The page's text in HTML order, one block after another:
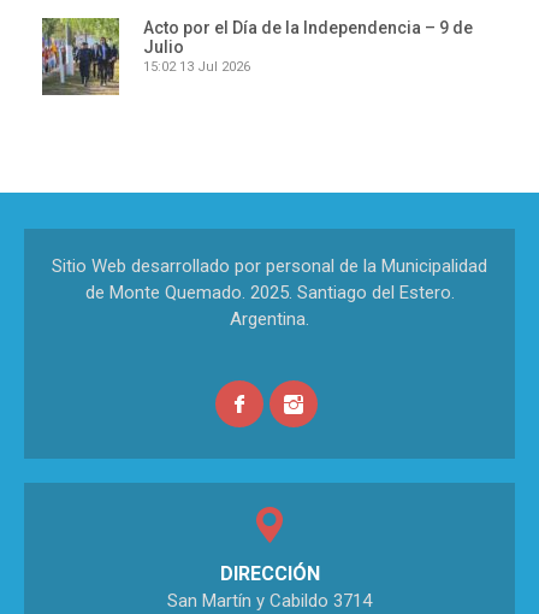
Acto por el Día de la Independencia – 9 de
Julio
15:02 13 Jul 2026
Sitio Web desarrollado por personal de la Municipalidad
de Monte Quemado. 2025. Santiago del Estero.
Argentina.
DIRECCIÓN
San Martín y Cabildo 3714